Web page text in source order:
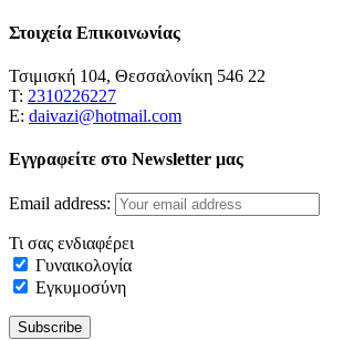
Στοιχεία Επικοινωνίας
Τσιμισκή 104, Θεσσαλονίκη 546 22
Τ: 2310226227
Ε: daivazi@hotmail.com
Εγγραφείτε στο Newsletter μας
Email address:
Τι σας ενδιαφέρει
Γυναικολογία
Εγκυμοσύνη